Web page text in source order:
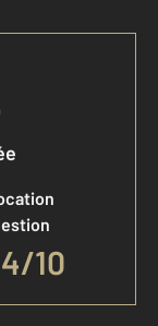
10